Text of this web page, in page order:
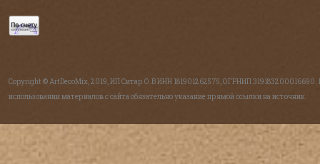
Copyright © ArtDecoMix, 2019, ИП Ситар О.В ИНН 181901262575, ОГРНИП 319183200016690.
использовании материалов с сайта обязательно указание прямой ссылки на источник.